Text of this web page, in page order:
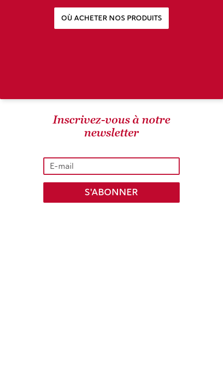
OÙ ACHETER NOS PRODUITS
Inscrivez-vous à notre
newsletter
S'ABONNER